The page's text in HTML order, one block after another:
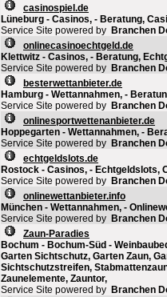
casinospiel.de
Lüneburg - Casinos, - Beratung,
Service Site powered by Branchen
onlinecasinoechtgeld.de
Klettwitz - Casinos, - Beratung,
Service Site powered by Branchen
besterwettanbieter.de
Hamburg - Wettannahmen, -
Service Site powered by Branchen
onlinesportwettenanbieter.de
Hoppegarten - Wettannahmen, -
Service Site powered by Branchen
echtgeldslots.de
Rostock - Casinos, - Echtgeldslots,
Service Site powered by Branchen
onlinewettanbieter.info
München - Wettannahmen, -
Service Site powered by Branchen
Zaun-Paradies
Bochum - Bochum-Süd -
Garten Sichtschutz, Garten Zaun,
Sichtschutzstreifen,
Zaunelemente, Zauntor,
Service Site powered by Branchen